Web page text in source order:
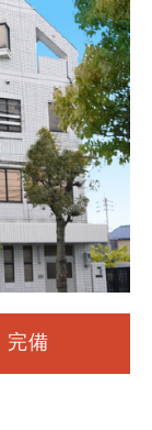
完備